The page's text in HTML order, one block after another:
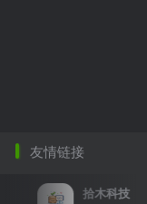
友情链接
拾木科技